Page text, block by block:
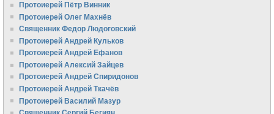
Протоиерей Пётр Винник
Протоиерей Олег Махнёв
Священник Федор Людоговский
Протоиерей Андрей Кульков
Протоиерей Андрей Ефанов
Протоиерей Алексий Зайцев
Протоиерей Андрей Спиридонов
Протоиерей Андрей Ткачёв
Протоиерей Василий Мазур